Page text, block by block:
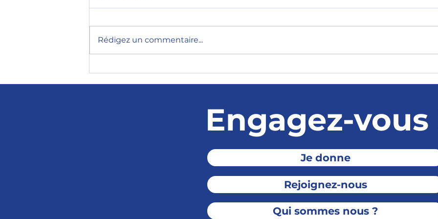
Rédigez un commentaire...
Engagez-vous
Je donne
Rejoignez-nous
Qui sommes nous ?